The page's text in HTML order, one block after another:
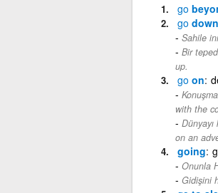
go
go down
Sahile
Bir
up.
go on
with the
on an
going
Onunla
Gidişini